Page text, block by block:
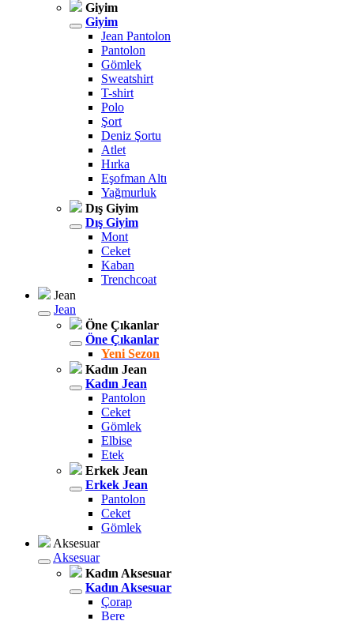
Giyim
Giyim
Jean Pantolon
Pantolon
Gömlek
Sweatshirt
T-shirt
Polo
Şort
Deniz Şortu
Atlet
Hırka
Eşofman Altı
Yağmurluk
Dış Giyim
Dış Giyim
Mont
Ceket
Kaban
Trenchcoat
Jean
Jean
Öne Çıkanlar
Öne Çıkanlar
Yeni Sezon
Kadın Jean
Kadın Jean
Pantolon
Ceket
Gömlek
Elbise
Etek
Erkek Jean
Erkek Jean
Pantolon
Ceket
Gömlek
Aksesuar
Aksesuar
Kadın Aksesuar
Kadın Aksesuar
Çorap
Bere